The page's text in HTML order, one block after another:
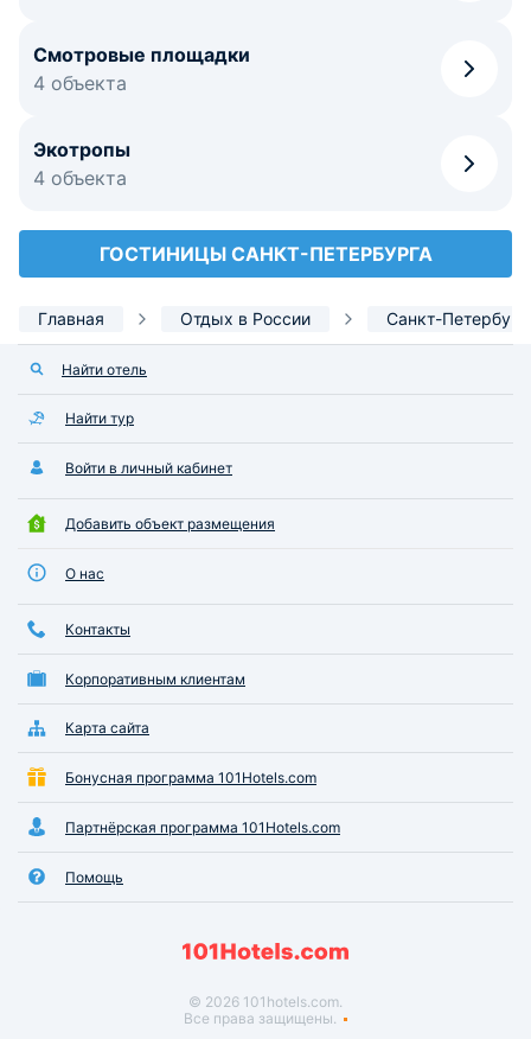
Смотровые площадки
4 объекта
Экотропы
4 объекта
ГОСТИНИЦЫ САНКТ-ПЕТЕРБУРГА
Главная Отдых в России Санкт-Петербург
Найти отель
Найти тур
Войти в личный кабинет
Добавить объект размещения
О нас
Контакты
Корпоративным клиентам
Карта сайта
Бонусная программа 101Hotels.com
Партнёрская программа 101Hotels.com
Помощь
© 2026 101hotels.com.
Все права защищены.